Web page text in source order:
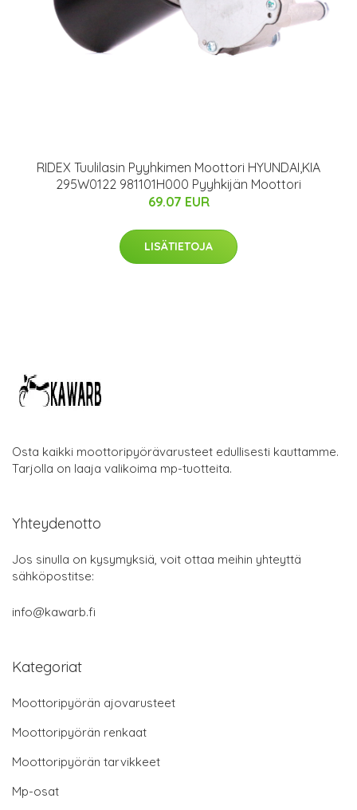
RIDEX Tuulilasin Pyyhkimen Moottori HYUNDAI,KIA
295W0122 981101H000 Pyyhkijän Moottori
69.07 EUR
LISÄTIETOJA
Osta kaikki moottoripyörävarusteet edullisesti kauttamme.
Tarjolla on laaja valikoima mp-tuotteita.
Yhteydenotto
Jos sinulla on kysymyksiä, voit ottaa meihin yhteyttä
sähköpostitse:
info@kawarb.fi
Kategoriat
Moottoripyörän ajovarusteet
Moottoripyörän renkaat
Moottoripyörän tarvikkeet
Mp-osat